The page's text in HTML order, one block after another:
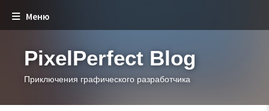
Меню
PixelPerfect Blog
Приключения графического разработчика